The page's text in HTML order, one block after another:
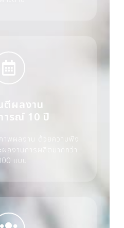
ตีผลงาน
ารณ์ 10 ปี
าพผลงาน ด้วยความพึง
ลงานการผลิตมากกว่า
แบบ